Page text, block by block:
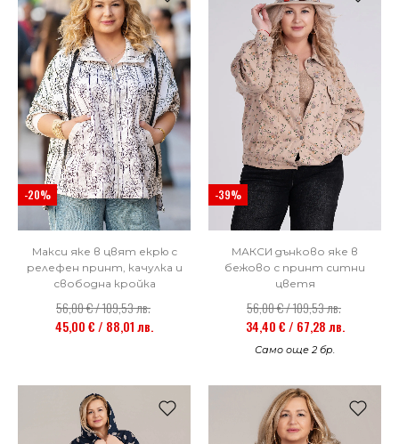
-20%
Макси яке в цвят екрю с
релефен принт, качулка и
свободна кройка
56,00 € / 109,53 лв.
45,00 € / 88,01 лв.
-39%
МАКСИ дънково яке в
бежово с принт ситни
цветя
56,00 € / 109,53 лв.
34,40 € / 67,28 лв.
Само още 2 бр.